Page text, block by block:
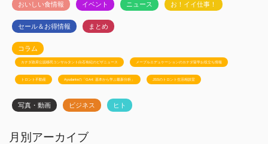
おいしい食情報 イベント ニュース お！イイ仕事！
セール＆お得情報 まとめ
コラム
カナダ政府公認移民コンサルタント白石有紀のビザニュース メープルエデュケーションのカナダ留学お役立ち情報
トロント不動産 Ayudanteの「GA4: 基本から学ぶ最新分析」 JSSのトロント生活相談室
写真・動画 ビジネス ヒト
月別アーカイブ